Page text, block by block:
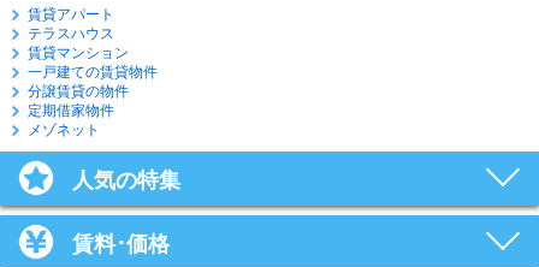
賃貸アパート
テラスハウス
賃貸マンション
一戸建ての賃貸物件
分譲賃貸の物件
定期借家物件
メゾネット
人気の特集
賃料･価格